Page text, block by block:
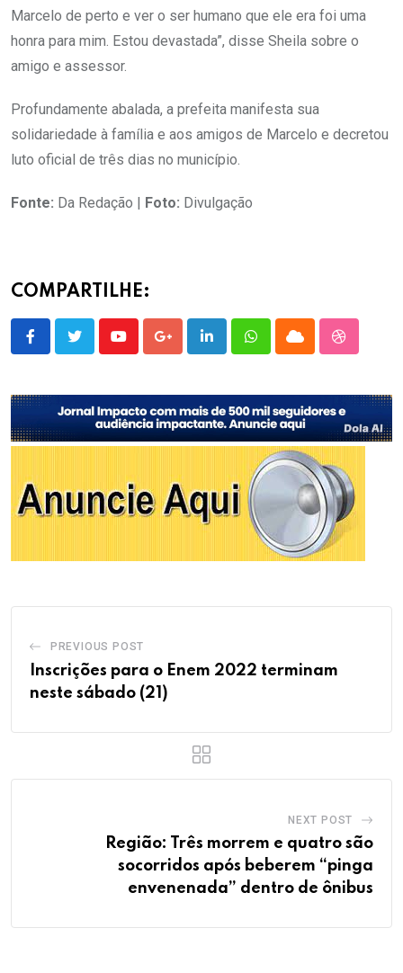
Marcelo de perto e ver o ser humano que ele era foi uma
honra para mim. Estou devastada”, disse Sheila sobre o
amigo e assessor.
Profundamente abalada, a prefeita manifesta sua
solidariedade à família e aos amigos de Marcelo e decretou
luto oficial de três dias no município.
Fonte: Da Redação | Foto: Divulgação
COMPARTILHE:
YoutubeGoogle+LinkedInWhatsappCloud
PREVIOUS POST
Inscrições para o Enem 2022 terminam
neste sábado (21)
NEXT POST
Região: Três morrem e quatro são
socorridos após beberem “pinga
envenenada” dentro de ônibus